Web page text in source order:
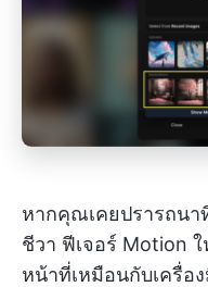
หากคุณเคยปรารถน
ชีวา ฟีเจอร์ Motion
หน้าที่เหมือนกับเครื่อ